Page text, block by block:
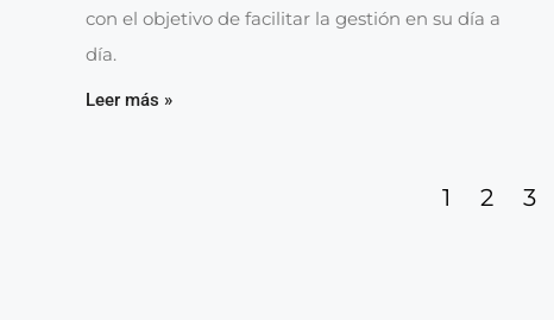
con el objetivo de facilitar la gestión en su día a
día.
Leer más »
1 2 3